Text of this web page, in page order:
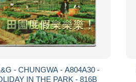
- CHUNGWA - A804A30 -
IN THE PARK - 816B